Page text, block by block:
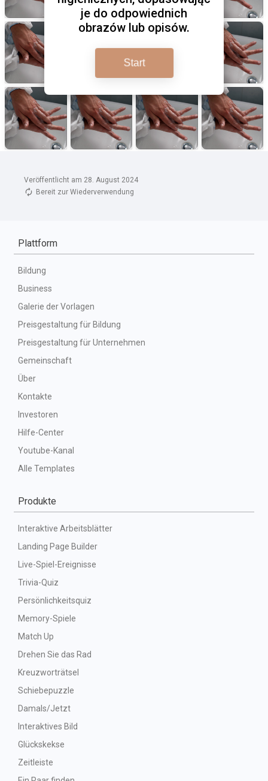
Veröffentlicht am 28. August 2024
Bereit zur Wiederverwendung
Plattform
Bildung
Business
Galerie der Vorlagen
Preisgestaltung für Bildung
Preisgestaltung für Unternehmen
Gemeinschaft
Über
Kontakte
Investoren
Hilfe-Center
Youtube-Kanal
Alle Templates
Produkte
Interaktive Arbeitsblätter
Landing Page Builder
Live-Spiel-Ereignisse
Trivia-Quiz
Persönlichkeitsquiz
Memory-Spiele
Match Up
Drehen Sie das Rad
Kreuzworträtsel
Schiebepuzzle
Damals/Jetzt
Interaktives Bild
Glückskekse
Zeitleiste